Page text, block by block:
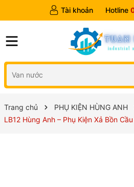
Tài khoản Hotline
Trang chủ PHỤ KIỆN HÙNG ANH
LB12 Hùng Anh – Phụ Kiện Xả Bồn